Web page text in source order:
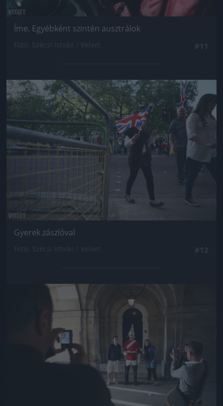
Íme. Egyébként szintén ausztrálok
Jön még kép!
Gyerek zászlóval
Jön még kép!